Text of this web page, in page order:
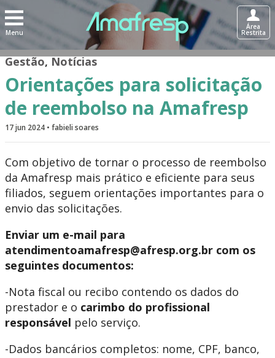
Menu
Área
Restrita
Gestão,Notícias
Orientações para solicitação
de reembolso na Amafresp
17 jun 2024 • fabieli soares
Com objetivo de tornar o processo de reembolso
da Amafresp mais prático e eficiente para seus
filiados, seguem orientações importantes para o
envio das solicitações.
Enviar um e-mail para
atendimentoamafresp@afresp.org.br com os
seguintes documentos:
-Nota fiscal ou recibo contendo os dados do
prestador e o carimbo do profissional
responsável pelo serviço.
-Dados bancários completos: nome, CPF, banco,